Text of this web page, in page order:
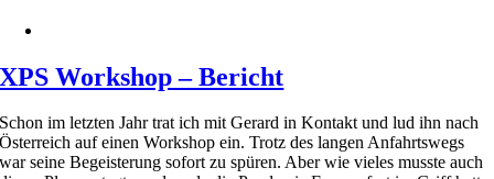
XPS Workshop – Bericht
Schon im letzten Jahr trat ich mit Gerard in Kontakt und lud ihn nach
Österreich auf einen Workshop ein. Trotz des langen Anfahrtswegs
war seine Begeisterung sofort zu spüren. Aber wie vieles musste auch